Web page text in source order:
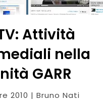
Attività
nella
GARR
2010 | Bruno Nati